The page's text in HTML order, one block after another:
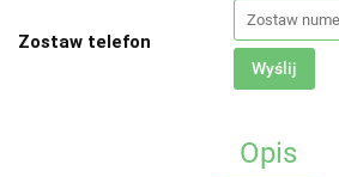
Zostaw telefon
Wyślij
Opis